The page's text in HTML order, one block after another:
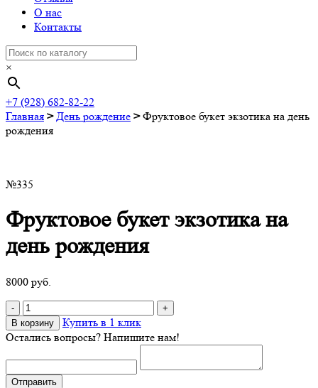
О нас
Контакты
×
+7 (928) 682-82-22
Главная > День рождение >Фруктовое букет экзотика на день
рождения
№335
Фруктовое букет экзотика на
день рождения
8000 руб.
Quantity
В корзину
Купить в 1 клик
Остались вопросы? Напишите нам!